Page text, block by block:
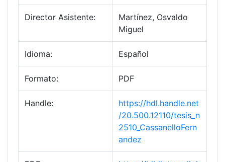
Director Asistente:
Martínez, Osvaldo
Miguel
Idioma: Español
Formato: PDF
Handle:
https://hdl.handle.net
/20.500.12110/tesis_n
2510_CassanelloFern
andez